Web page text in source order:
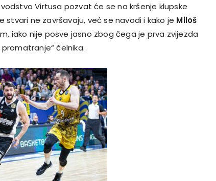
Virtusa pozvat će se na kršenje klupske
stvari ne završavaju, već se navodi i kako je Miloš
iako nije posve jasno zbog čega je prva zvijezda
čelnika.